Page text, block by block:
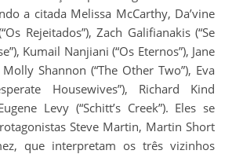
a citada Melissa McCarthy, Da’vine
Rejeitados”), Zach Galifianakis (“Se
Kumail Nanjiani (“Os Eternos”), Jane
Molly Shannon (“The Other Two”), Eva
Housewives”), Richard Kind
Levy (“Schitt’s Creek”). Eles se
Steve Martin, Martin Short
que interpretam os três vizinhos